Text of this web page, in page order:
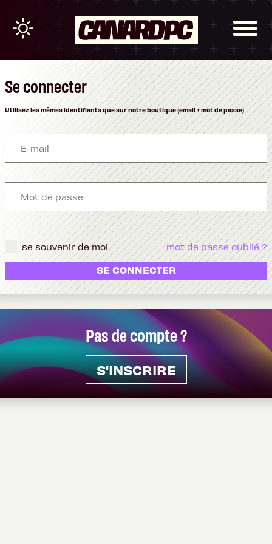
Pas de compte ?
S'INSCRIRE
Se connecter
Utilisez les mêmes identifiants que sur notre boutique (email + mot de passe)
se souvenir de moi mot de passe oublié ?
SE CONNECTER